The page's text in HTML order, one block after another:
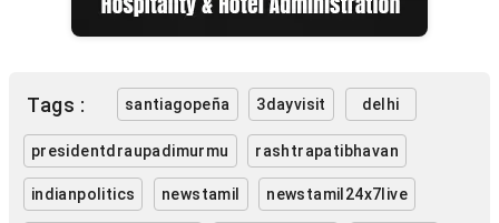
Tags : santiagopeña 3dayvisit delhi
presidentdraupadimurmu rashtrapatibhavan
indianpolitics newstamil newstamil24x7live